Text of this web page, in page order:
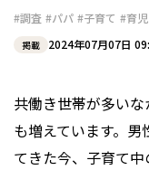
#調査 #パパ #子育て #育児
掲載 2024年07月07日
共働き世帯が多い
も増えています。
てきた今、子育て